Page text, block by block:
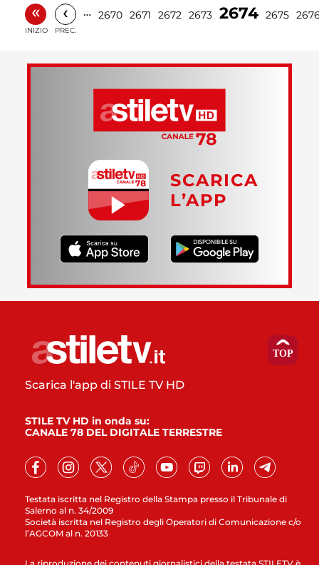
«
INIZIO
‹
PREC.
… 2670 2671 2672 2673 2674 2675
SCARICA
L’APP
Testata iscritta nel Registro della Stampa presso il Tribunale di
Salerno al n. 34/2009
Società iscritta nel Registro degli Operatori di Comunicazione c/o
l’AGCOM al n. 20133
Scarica l'app di STILE TV HD
STILE TV HD in onda su:
CANALE 78 DEL DIGITALE TERRESTRE